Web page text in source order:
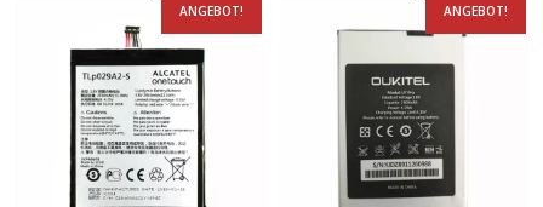
ANGEBOT! ANGEBOT!